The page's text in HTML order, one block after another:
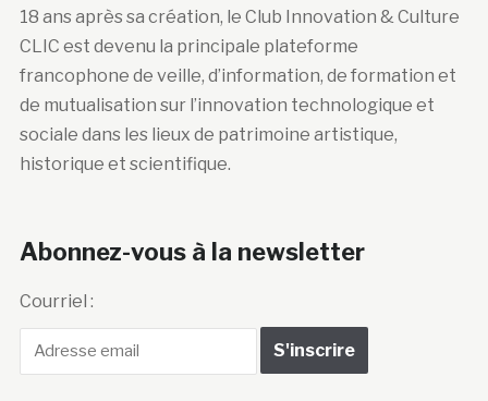
18 ans après sa création, le Club Innovation & Culture
CLIC est devenu la principale plateforme
francophone de veille, d’information, de formation et
de mutualisation sur l’innovation technologique et
sociale dans les lieux de patrimoine artistique,
historique et scientifique.
Abonnez-vous à la newsletter
Courriel :